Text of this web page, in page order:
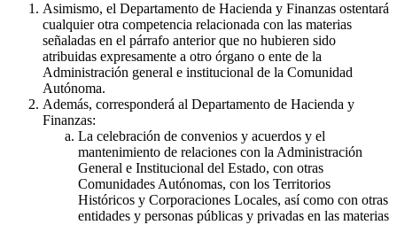
Asimismo, el Departamento de Hacienda y Finanzas ostentará
cualquier otra competencia relacionada con las materias
señaladas en el párrafo anterior que no hubieren sido
atribuidas expresamente a otro órgano o ente de la
Administración general e institucional de la Comunidad
Autónoma.
Además, corresponderá al Departamento de Hacienda y
Finanzas:
La celebración de convenios y acuerdos y el
mantenimiento de relaciones con la Administración
General e Institucional del Estado, con otras
Comunidades Autónomas, con los Territorios
Históricos y Corporaciones Locales, así como con otras
entidades y personas públicas y privadas en las materias